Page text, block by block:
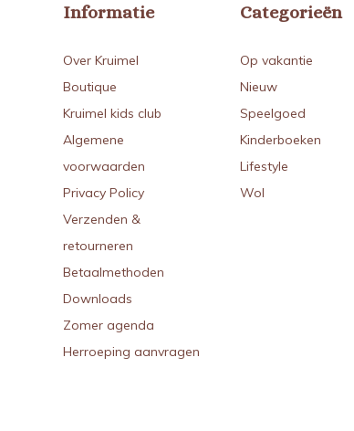
Informatie
Over Kruimel
Boutique
Kruimel kids club
Algemene
voorwaarden
Privacy Policy
Verzenden &
retourneren
Betaalmethoden
Downloads
Zomer agenda
Herroeping aanvragen
Categorieën
Op vakantie
Nieuw
Speelgoed
Kinderboeken
Lifestyle
Wol